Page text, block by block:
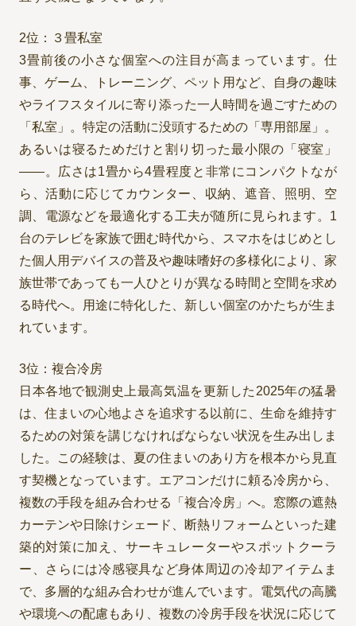
2位：３畳私室
3畳前後の小さな個室への注目が高まっています。仕
事、ゲーム、トレーニング、ペット用など、自身の趣味
やライフスタイルに寄り添った一人時間を過ごすための
「私室」。特定の活動に没頭するための「専用部屋」。
あるいは寝るためだけと割り切った最小限の「寝室」
——。広さは1畳から4畳程度と非常にコンパクトなが
ら、活動に応じてカウンター、収納、遮音、照明、空
調、電源などを最適化する工夫が随所に見られます。1
台のテレビを家族で囲む時代から、スマホをはじめとし
た個人用デバイスの普及や趣味嗜好の多様化により、家
族世帯であっても一人ひとりが異なる時間と空間を求め
る時代へ。用途に特化した、新しい個室のかたちが生ま
れています。
3位：複合冷房
日本各地で観測史上最高気温を更新した2025年の猛暑
は、住まいの心地よさを追求する以前に、生命を維持す
るための対策を講じなければならない状況を生み出しま
した。この経験は、夏の住まいのあり方を根本から見直
す契機となっています。エアコンだけに頼る冷房から、
複数の手段を組み合わせる「複合冷房」へ。窓際の遮熱
カーテンや日除けシェード、断熱リフォームといった建
築的対策に加え、サーキュレーターやスポットクーラ
ー、さらには冷感寝具など身体周辺の冷却アイテムま
で、多層的な組み合わせが進んでいます。電気代の高騰
や環境への配慮もあり、複数の冷房手段を状況に応じて